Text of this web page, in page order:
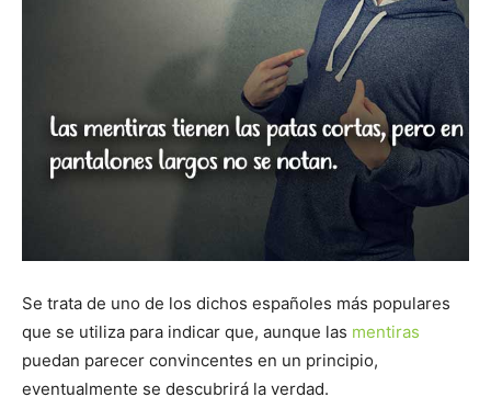
Se trata de uno de los dichos españoles más populares
que se utiliza para indicar que, aunque las mentiras
puedan parecer convincentes en un principio,
eventualmente se descubrirá la verdad.